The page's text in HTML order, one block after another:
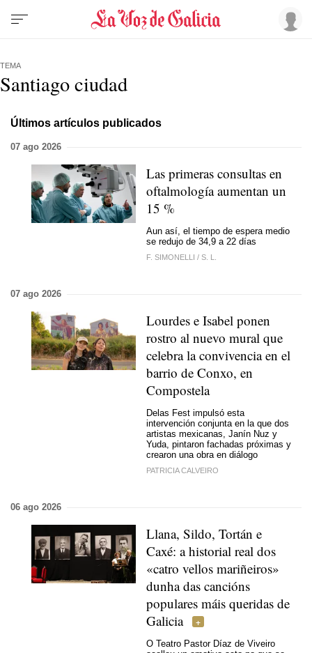
TEMA
Santiago ciudad
Últimos artículos publicados
07 ago 2026
Las primeras consultas en
oftalmología aumentan un
15 %
Aun así, el tiempo de espera medio
se redujo de 34,9 a 22 días
F. SIMONELLI / S. L.
07 ago 2026
Lourdes e Isabel ponen
rostro al nuevo mural que
celebra la convivencia en el
barrio de Conxo, en
Compostela
Delas Fest impulsó esta
intervención conjunta en la que dos
artistas mexicanas, Janín Nuz y
Yuda, pintaron fachadas próximas y
crearon una obra en diálogo
PATRICIA CALVEIRO
06 ago 2026
Llana, Sildo, Tortán e
Caxé: a historial real dos
«catro vellos mariñeiros»
dunha das cancións
populares máis queridas de
Galicia
O Teatro Pastor Díaz de Viveiro